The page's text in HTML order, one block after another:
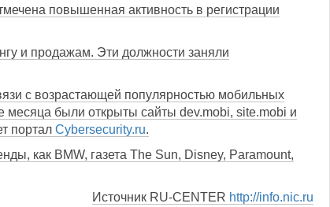
повышенная активность в регистрации
и продажам. Эти должности заняли
с возрастающей популярностью мобильных
месяца были открыты сайты dev.mobi, site.mobi и
портал Сybersecurity.ru.
как BMW, газета The Sun, Disney, Paramount,
Источник RU-CENTER http://info.nic.ru